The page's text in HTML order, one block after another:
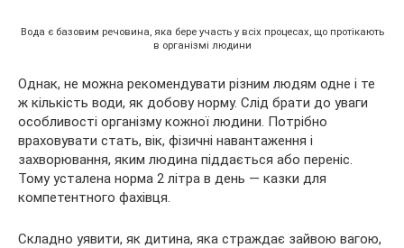
Вода є базовим речовина, яка бере участь у всіх процесах, що протікають
в організмі людини
Однак, не можна рекомендувати різним людям одне і те
ж кількість води, як добову норму. Слід брати до уваги
особливості організму кожної людини. Потрібно
враховувати стать, вік, фізичні навантаження і
захворювання, яким людина піддається або переніс.
Тому усталена норма 2 літра в день — казки для
компетентного фахівця.
Складно уявити, як дитина, яка страждає зайвою вагою,